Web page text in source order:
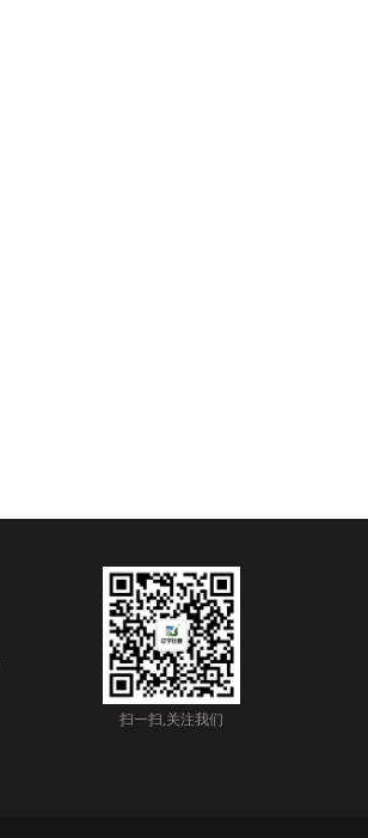
扫一扫,关注我们